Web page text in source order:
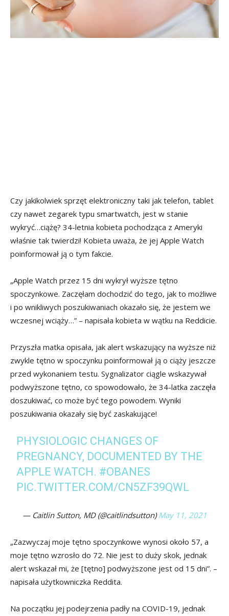
Czy jakikolwiek sprzęt elektroniczny taki jak telefon, tablet
czy nawet zegarek typu smartwatch, jest w stanie
wykryć…ciążę? 34-letnia kobieta pochodząca z Ameryki
właśnie tak twierdzi! Kobieta uważa, że jej Apple Watch
poinformował ją o tym fakcie.
„Apple Watch przez 15 dni wykrył wyższe tętno
spoczynkowe. Zaczęłam dochodzić do tego, jak to możliwe
i po wnikliwych poszukiwaniach okazało się, że jestem we
wczesnej wciąży…” – napisała kobieta w wątku na Reddicie.
Przyszła matka opisała, jak alert wskazujący na wyższe niż
zwykle tętno w spoczynku poinformował ją o ciąży jeszcze
przed wykonaniem testu. Sygnalizator ciągle wskazywał
podwyższone tętno, co spowodowało, że 34-latka zaczęła
doszukiwać, co może być tego powodem. Wyniki
poszukiwania okazały się być zaskakujące!
PHYSIOLOGIC CHANGES OF
PREGNANCY, DOCUMENTED BY THE
APPLE WATCH. #OBANES
PIC.TWITTER.COM/CN5ZF39QWL
— Caitlin Sutton, MD (@caitlindsutton)May 11, 2021
„Zazwyczaj moje tętno spoczynkowe wynosi około 57, a
moje tętno wzrosło do 72. Nie jest to duży skok, jednak
alert wskazał mi, że [tętno] podwyższone jest od 15 dni”. –
napisała użytkowniczka Reddita.
Na początku jej podejrzenia padły na COVID-19, jednak